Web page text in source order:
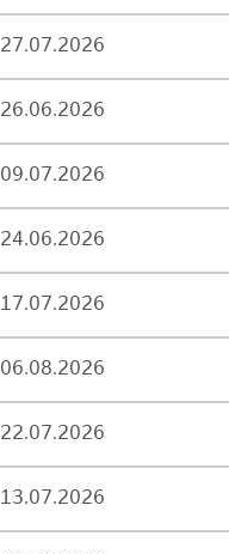
27.07.2026
26.06.2026
09.07.2026
24.06.2026
17.07.2026
06.08.2026
22.07.2026
13.07.2026